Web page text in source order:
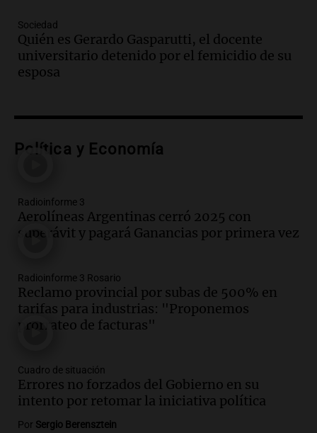
Audio.
reporta menos víctimas fatales en
accidentes de tránsito en Mendoza
pago en chachos para empleados
Noticias
Audio.
Actualidad
Episodios
Audio.Los empleados públicos en
Córdoba ganan más del doble que los
privados, según un estudio
Noticias
de droga por delivery en el microcentro
y plazas de Mendoza
Panorama Federal
Episodios
Sociedad
Quién es Gerardo Gasparutti, el docente
universitario detenido por el femicidio de su
esposa
Política y Economía
Radioinforme 3
Aerolíneas Argentinas cerró 2025 con
superávit y pagará Ganancias por primera vez
Radioinforme 3 Rosario
Reclamo provincial por subas de 500% en
tarifas para industrias: "Proponemos
prorrateo de facturas"
Cuadro de situación
Errores no forzados del Gobierno en su
intento por retomar la iniciativa política
Por Sergio Berensztein